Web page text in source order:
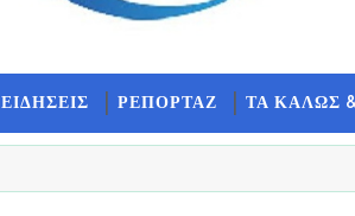
ΕΙΔΗΣΕΙΣ ΡΕΠΟΡΤΑΖ ΤΑ ΚΑΛΩΣ